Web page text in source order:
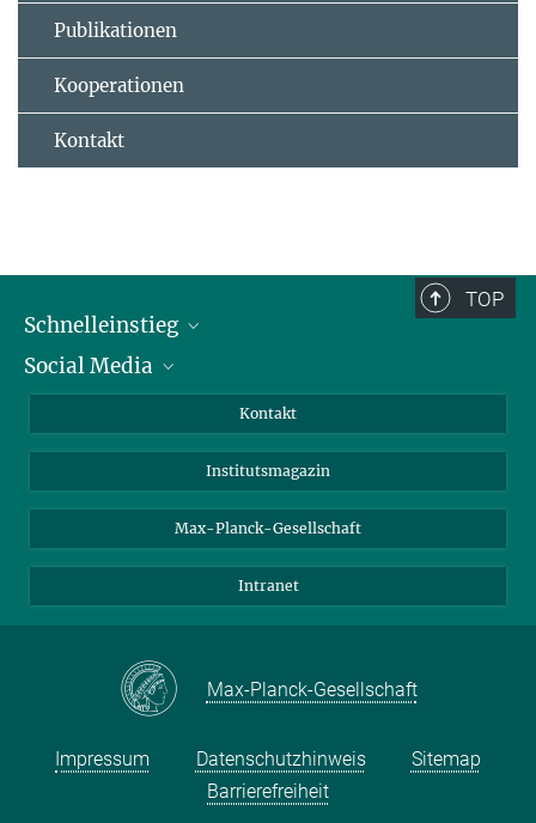
Publikationen
Kooperationen
Kontakt
TOP
Schnelleinstieg
Alumni
Schulen
Studierende
Social Media
Facebook
YouTube
Kontakt
Institutsmagazin
Max-Planck-Gesellschaft
Intranet
Max-Planck-Gesellschaft
Impressum Datenschutzhinweis
Sitemap
Barrierefreiheit